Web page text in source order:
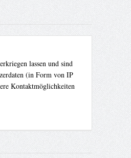
lassen und sind
(in Form von IP
Kontaktmöglichkeiten